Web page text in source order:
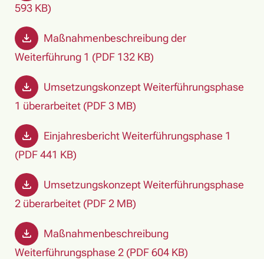
593 KB)
Maßnahmenbeschreibung der
Weiterführung 1 (PDF 132 KB)
Umsetzungskonzept Weiterführungsphase
1 überarbeitet (PDF 3 MB)
Einjahresbericht Weiterführungsphase 1
(PDF 441 KB)
Umsetzungskonzept Weiterführungsphase
2 überarbeitet (PDF 2 MB)
Maßnahmenbeschreibung
Weiterführungsphase 2 (PDF 604 KB)